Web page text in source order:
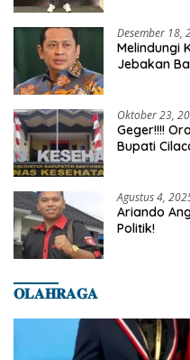
Desember 18,
Melindungi
Jebakan
Oktober 23,
Geger!!!!
Bupati
Agustus 4,
Ariando
Politik!
𝐎𝐋𝐀𝐇𝐑𝐀𝐆𝐀